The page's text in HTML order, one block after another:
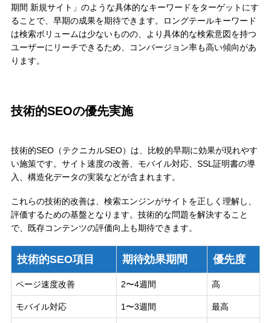
期間 新規サイト」のような具体的なキーワードをターゲットにす
ることで、早期の成果を期待できます。ロングテールキーワード
は検索ボリュームは少ないものの、より具体的な検索意図を持つ
ユーザーにリーチできるため、コンバージョン率も高い傾向があ
ります。
技術的SEOの優先実施
技術的SEO（テクニカルSEO）は、比較的早期に効果が現れやす
い施策です。サイト速度の改善、モバイル対応、SSL証明書の導
入、構造化データの実装などが含まれます。
これらの技術的改善は、検索エンジンがサイトを正しく理解し、
評価するための基盤となります。技術的な問題を解決すること
で、既存コンテンツの評価向上も期待できます。
技術的SEO項目 期待効果期間 優先度
ページ速度改善 2〜4週間 高
モバイル対応 1〜3週間 最高